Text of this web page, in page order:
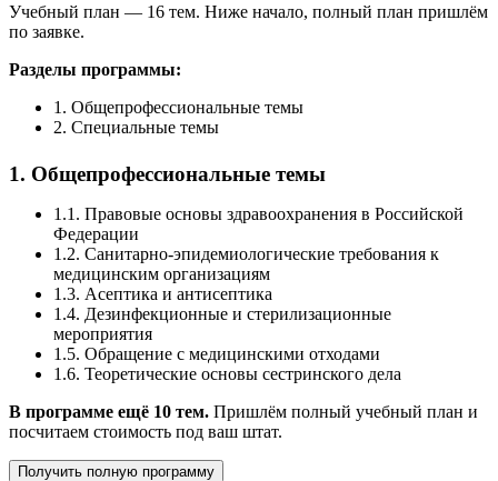
Учебный план — 16 тем. Ниже начало, полный план пришлём
по заявке.
Разделы программы:
1. Общепрофессиональные темы
2. Специальные темы
1. Общепрофессиональные темы
1.1. Правовые основы здравоохранения в Российской
Федерации
1.2. Санитарно-эпидемиологические требования к
медицинским организациям
1.3. Асептика и антисептика
1.4. Дезинфекционные и стерилизационные
мероприятия
1.5. Обращение с медицинскими отходами
1.6. Теоретические основы сестринского дела
В программе ещё 10 тем. Пришлём полный учебный план и
посчитаем стоимость под ваш штат.
Получить полную программу